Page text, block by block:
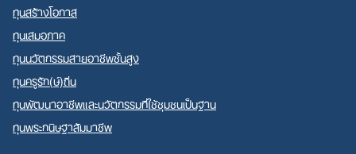
ทุนสร้างโอกาส
ทุนเสมอภาค
ทุนนวัตกรรมสายอาชีพชั้นสูง
ทุนครูรัก(ษ์)ถิ่น
ทุนพัฒนาอาชีพและนวัตกรรมที่ใช้ชุมชนเป็นฐาน
ทุนพระกนิษฐาสัมมาชีพ